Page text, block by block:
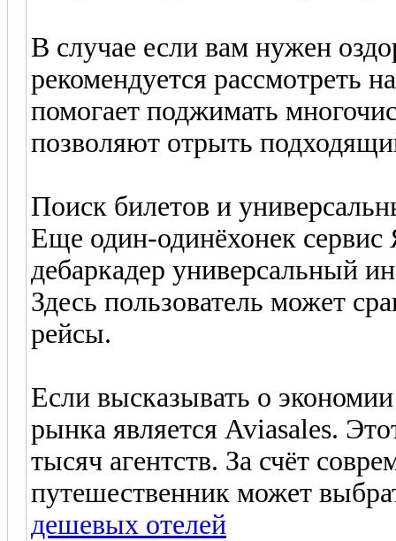
В случае если вам нужен
рекомендуется рассмотреть
помогает поджимать
позволяют отрыть
Поиск билетов и
Еще один-одинёхонек
дебаркадер универсальный
Здесь пользователь может
рейсы.
Если высказывать о
рынка является Aviasales.
тысяч агентств. За счёт
путешественник может
дешевых отелей